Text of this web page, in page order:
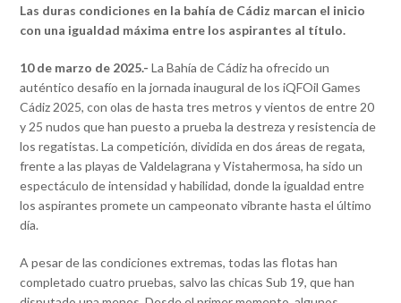
Las duras condiciones en la bahía de Cádiz marcan el inicio
con una igualdad máxima entre los aspirantes al título.
10 de marzo de 2025.- La Bahía de Cádiz ha ofrecido un
auténtico desafío en la jornada inaugural de los iQFOil Games
Cádiz 2025, con olas de hasta tres metros y vientos de entre 20
y 25 nudos que han puesto a prueba la destreza y resistencia de
los regatistas. La competición, dividida en dos áreas de regata,
frente a las playas de Valdelagrana y Vistahermosa, ha sido un
espectáculo de intensidad y habilidad, donde la igualdad entre
los aspirantes promete un campeonato vibrante hasta el último
día.
A pesar de las condiciones extremas, todas las flotas han
completado cuatro pruebas, salvo las chicas Sub 19, que han